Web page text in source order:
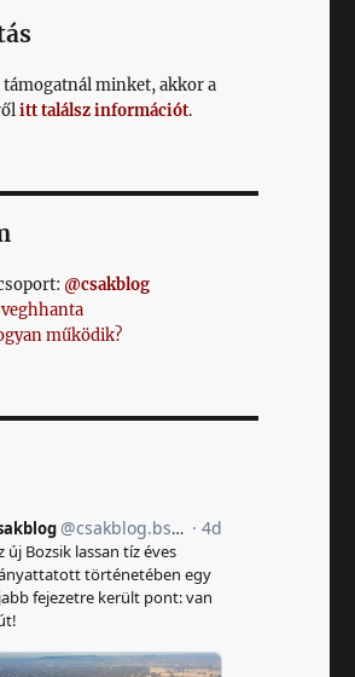
minket, akkor a
itt találsz információt.
@csakblog
működik?